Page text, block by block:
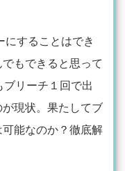
にすることはでき
もできると思って
リーチ１回で出
現状。果たしてブ
能なのか？徹底解